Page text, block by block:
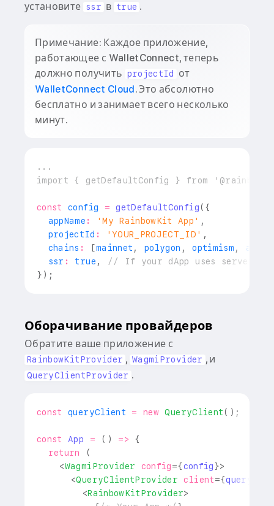
установите ssr в true .
Примечание: Каждое приложение,
работающее с WalletConnect, теперь
должно получить projectId
от
WalletConnect Cloud. Это абсолютно
бесплатно и занимает всего несколько
минут.
...
import
{ getDefaultConfig } from
const config = getDefaultConfig( {
  appName
: 'My RainbowKit App' ,
  projectId
: 'YOUR_PROJECT_ID' ,
  chains
: [mainnet , polygon , optimism ,
  ssr
: true ,
// If your dApp uses server
} ) ;
Оборачивание провайдеров
Обратите ваше приложение с
RainbowKitProvider , WagmiProvider , и
QueryClientProvider .
const queryClient = new QueryClient( ) ;
const App = ( ) =>
{
return
(
<WagmiProvider config={config }>
<QueryClientProvider client={
<RainbowKitProvider>